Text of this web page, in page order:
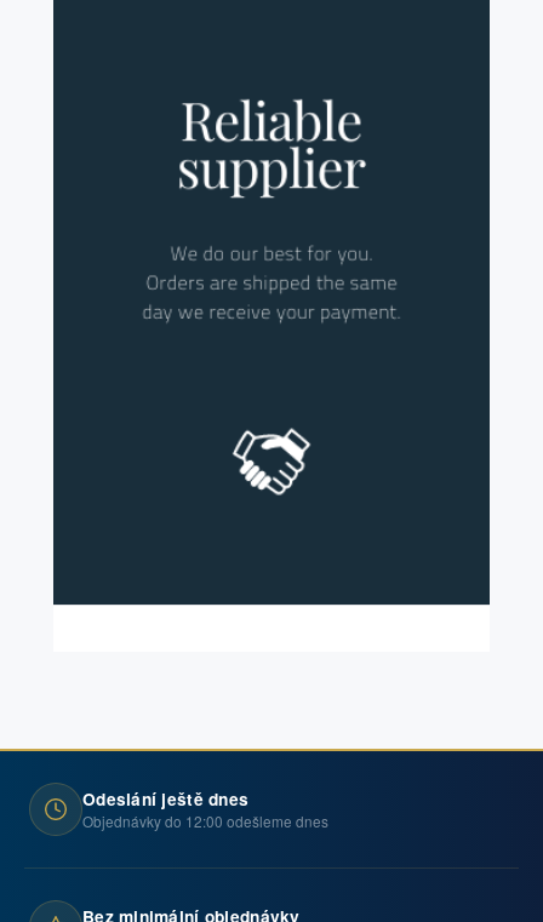
Odeslání ještě dnes
Objednávky do 12:00 odešleme dnes
Bez minimální objednávky